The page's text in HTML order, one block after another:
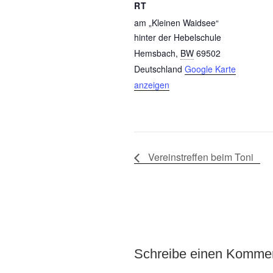
RT
am „Kleinen Waidsee“
hinter der Hebelschule
Hemsbach, BW 69502
Deutschland Google Karte
anzeigen
Vereinstreffen beim Toni
Schreibe einen